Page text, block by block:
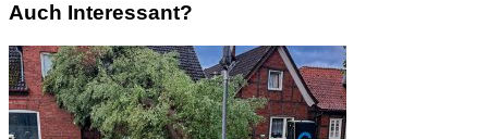
Auch Interessant?